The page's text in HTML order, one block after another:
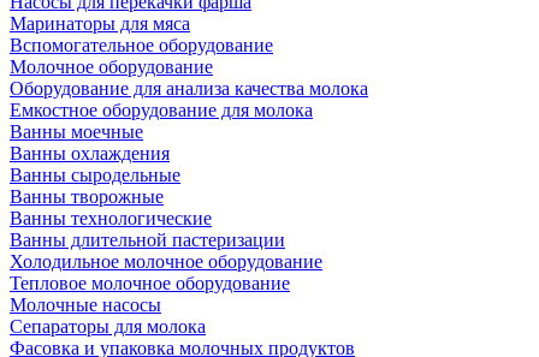
Маринаторы для мяса
Вспомогательное оборудование
Молочное оборудование
Оборудование для анализа качества молока
Емкостное оборудование для молока
Ванны моечные
Ванны охлаждения
Ванны сыродельные
Ванны творожные
Ванны технологические
Ванны длительной пастеризации
Холодильное молочное оборудование
Тепловое молочное оборудование
Молочные насосы
Сепараторы для молока
Фасовка и упаковка молочных продуктов